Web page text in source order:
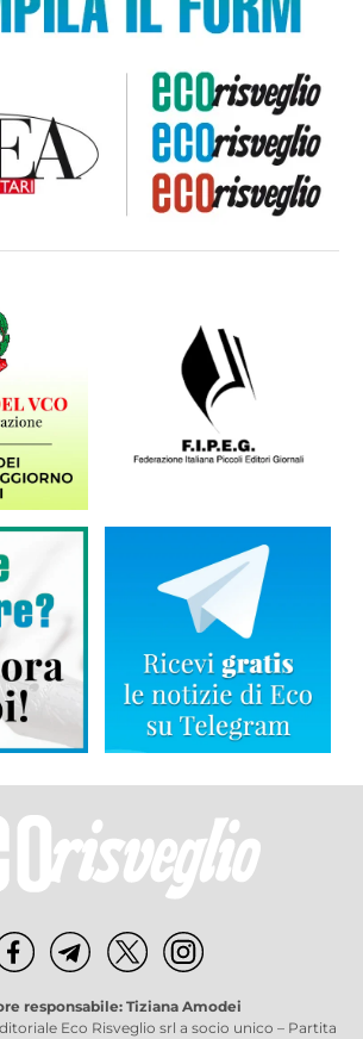
responsabile: Tiziana Amodei
Eco Risveglio srl a socio unico – Partita